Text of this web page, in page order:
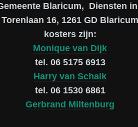
Blaricum, Diensten
Torenlaan 16, 1261 GD Blaricum
kosters zijn:
Monique van Dijk
tel. 06 5175 6913
Harry van Schaik
tel. 06 1530 6861
Gerbrand Miltenburg